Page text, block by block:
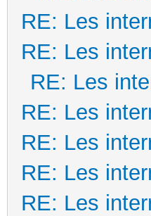
RE: Les
RE: Les
RE: Les
RE: Les
RE: Les
RE: Les
RE: Les